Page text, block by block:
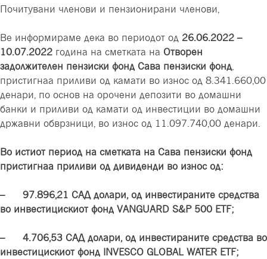
Почитувани членови и пензионирани членови,
Ве информираме дека во периодот од 26.06.2022 –
10.07.2022 година на сметката на Отворен
задолжителен пензиски фонд Сава пензиски фонд,
пристигнаa приливи од камати во износ од 8.341.660,00
денари, по основ на орочени депозити во домашни
банки и приливи од камати од инвестиции во домашни
државни обврзници, во износ од 11.097.740,00 денари.
Во истиот период на сметката на Сава пензиски фонд
пристигнаа приливи од дивиденди во износ од:
– 97.896,21 САД долари, од инвестираните средства
во инвестицискиот фонд VANGUARD S&P 500 ETF;
– 4.706,53 САД долари, од инвестираните средства во
инвестицискиот фонд INVESCO GLOBAL WATER ETF;